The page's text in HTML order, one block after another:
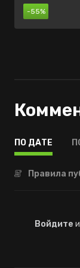
-55%
-30%
ПО ДАТЕ
Правила
Войдите